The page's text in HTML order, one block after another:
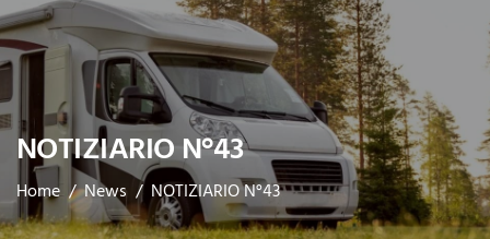
NOTIZIARIO N°43
Home News NOTIZIARIO N°43